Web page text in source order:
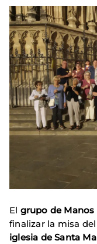
El grupo de Manos
finalizar la misa
iglesia de Santa